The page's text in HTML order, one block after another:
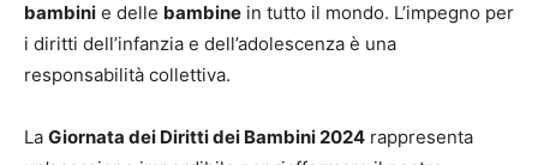
bambini e delle bambine in tutto il mondo. L’impegno per
i diritti dell’infanzia e dell’adolescenza è una
responsabilità collettiva.
La Giornata dei Diritti dei Bambini 2024 rappresenta